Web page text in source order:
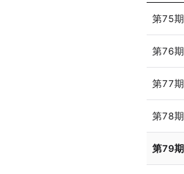
第75期
第76期
第77期
第78期
第79期